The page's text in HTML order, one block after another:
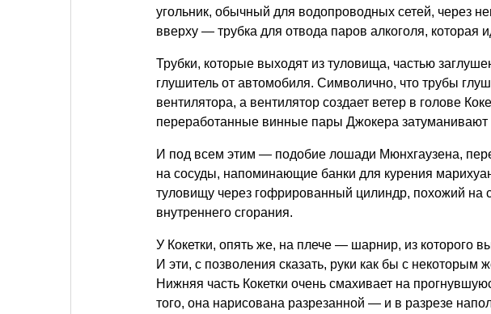
угольник, обычный для водопроводных сетей, через
вверху — трубка для отвода паров алкоголя, которая
Трубки, которые выходят из туловища, частью
глушитель от автомобиля. Символично, что трубы
вентилятора, а вентилятор создает ветер в голове
переработанные винные пары Джокера затуманивают
И под всем этим — подобие лошади Мюнхгаузена,
на сосуды, напоминающие банки для курения
туловищу через гофрированный цилиндр, похожий на
внутреннего сгорания.
У Кокетки, опять же, на плече — шарнир, из которого
И эти, с позволения сказать, руки как бы с некоторым
Нижняя часть Кокетки очень смахивает на
того, она нарисована разрезанной — и в разрезе